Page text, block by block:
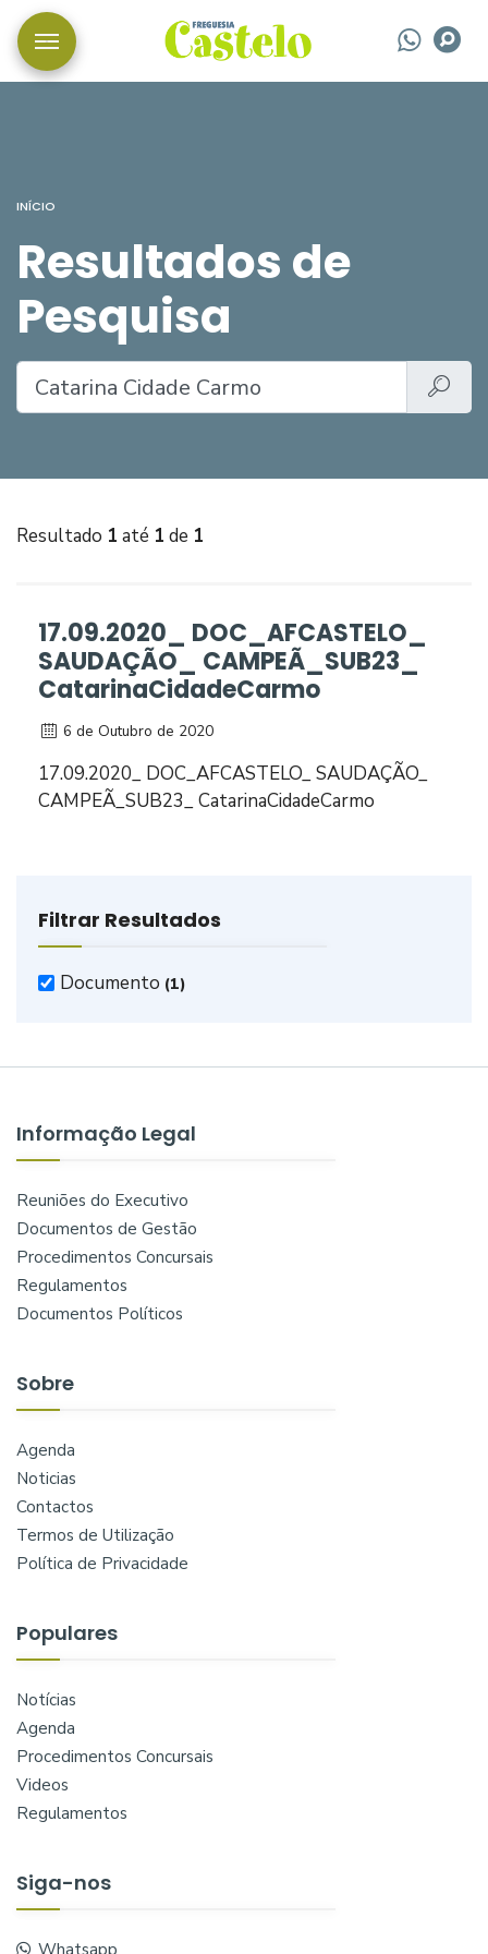
INÍCIO
Resultados de
Pesquisa
Resultado 1 até 1 de 1
17.09.2020_ DOC_AFCASTELO_
SAUDAÇÃO_ CAMPEÃ_SUB23_
CatarinaCidadeCarmo
6 de Outubro de 2020
17.09.2020_ DOC_AFCASTELO_ SAUDAÇÃO_
CAMPEÃ_SUB23_ CatarinaCidadeCarmo
Filtrar Resultados
Documento (1)
Informação Legal
Reuniões do Executivo
Documentos de Gestão
Procedimentos Concursais
Regulamentos
Documentos Políticos
Sobre
Agenda
Noticias
Contactos
Termos de Utilização
Política de Privacidade
Populares
Notícias
Agenda
Procedimentos Concursais
Videos
Regulamentos
Siga-nos
Whatsapp